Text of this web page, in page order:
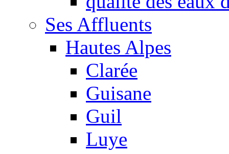
Ses Affluents
Hautes Alpes
Clarée
Guisane
Guil
Luye